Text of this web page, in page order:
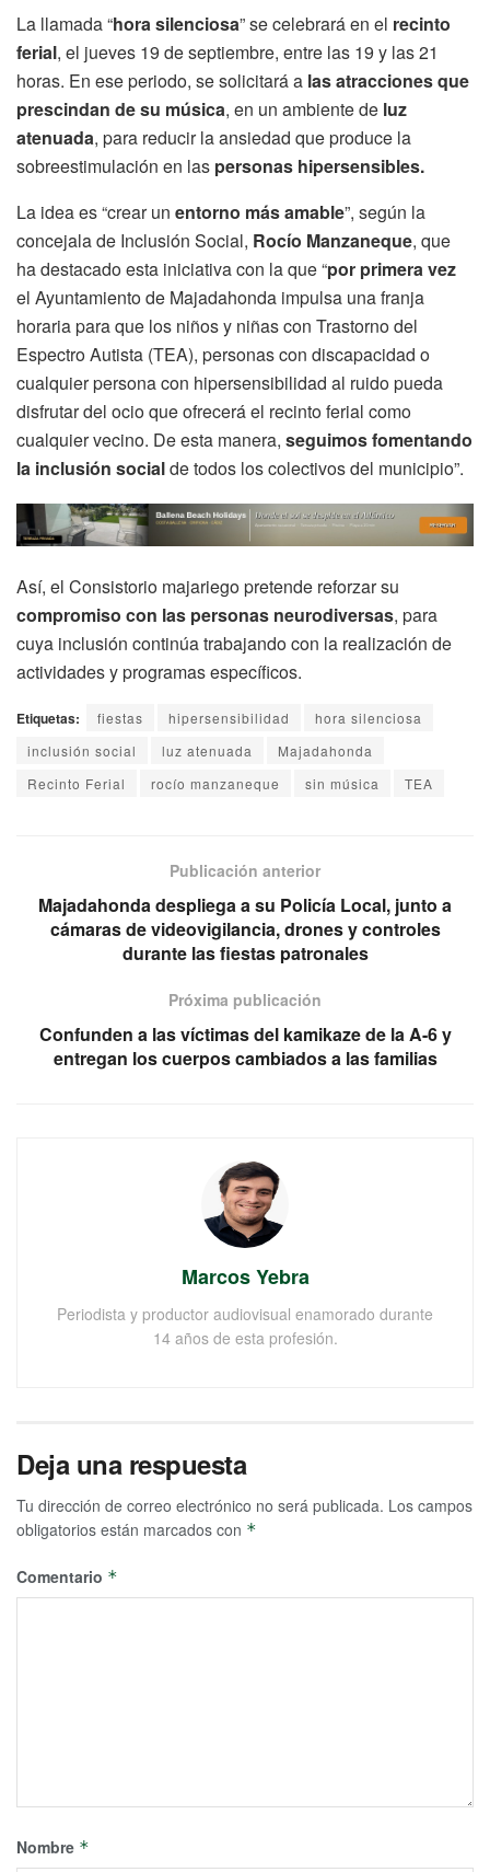
La llamada “hora silenciosa” se celebrará en el recinto
ferial, el jueves 19 de septiembre, entre las 19 y las 21
horas. En ese periodo, se solicitará a las atracciones que
prescindan de su música, en un ambiente de luz
atenuada, para reducir la ansiedad que produce la
sobreestimulación en las personas hipersensibles.
La idea es “crear un entorno más amable”, según la
concejala de Inclusión Social, Rocío Manzaneque, que
ha destacado esta iniciativa con la que “por primera vez
el Ayuntamiento de Majadahonda impulsa una franja
horaria para que los niños y niñas con Trastorno del
Espectro Autista (TEA), personas con discapacidad o
cualquier persona con hipersensibilidad al ruido pueda
disfrutar del ocio que ofrecerá el recinto ferial como
cualquier vecino. De esta manera, seguimos fomentando
la inclusión socialde todos los colectivos del municipio”.
Así, el Consistorio majariego pretende reforzar su
compromiso con las personas neurodiversas, para
cuya inclusión continúa trabajando con la realización de
actividades y programas específicos.
Etiquetas: fiestas hipersensibilidad
hora silenciosa
inclusión social
luz atenuada
Majadahonda
Recinto Ferial
rocío manzaneque sin música TEA
Publicación anterior
Majadahonda despliega a su Policía Local, junto a
cámaras de videovigilancia, drones y controles
durante las fiestas patronales
Próxima publicación
Confunden a las víctimas del kamikaze de la A-6 y
entregan los cuerpos cambiados a las familias
Marcos Yebra
Periodista y productor audiovisual enamorado durante
14 años de esta profesión.
Deja una respuesta
Tu dirección de correo electrónico no será publicada. Los campos
obligatorios están marcados con *
Comentario *
Nombre *